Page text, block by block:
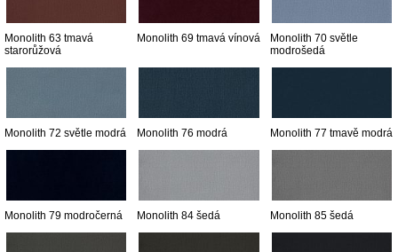
Monolith 63 tmavá
starorůžová
Monolith 69 tmavá vínová
Monolith 70 světle
modrošedá
Monolith 72 světle modrá Monolith 76 modrá Monolith 77 tmavě modrá
Monolith 79 modročerná Monolith 84 šedá Monolith 85 šedá